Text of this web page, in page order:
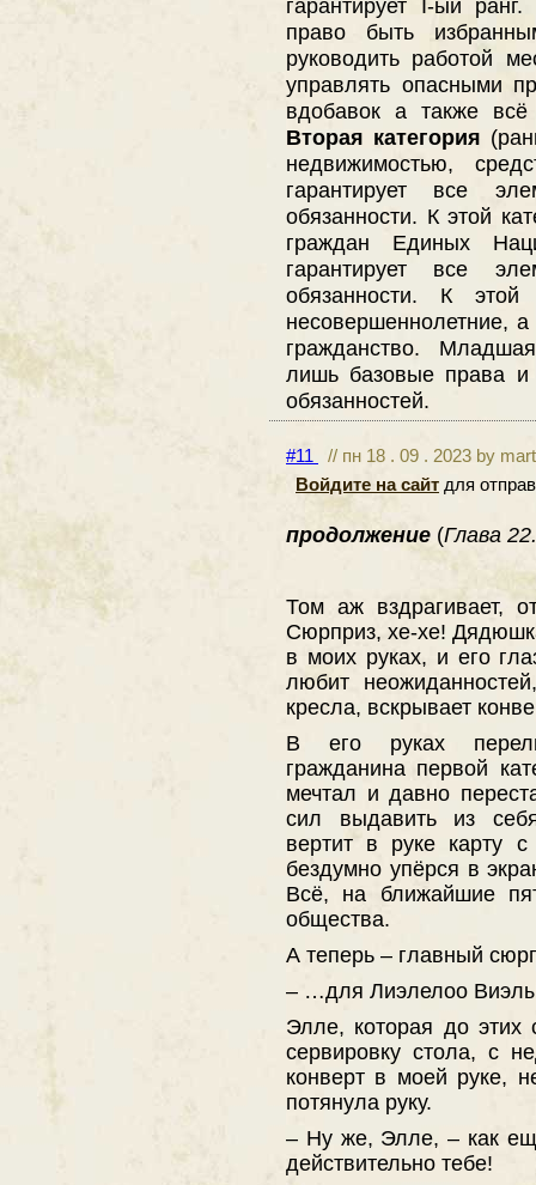
гарантирует I-ый ранг.
право быть
руководить работой
управлять опасными
вдобавок а также всё
Вторая категория
недвижимостью,
гарантирует все
обязанности. К этой
граждан Единых
гарантирует все
обязанности. К этой
несовершеннолетние,
гражданство.
лишь базовые права и
обязанностей.
#11
// пн 18 . 09 . 2023 by
Войдите на сайт для
продолжение (Глава
Том аж вздрагивает,
Сюрприз, хе-хе!
в моих руках, и его
любит
кресла, вскрывает
В его руках
гражданина первой
мечтал и давно
сил выдавить из
вертит в руке карту
бездумно упёрся в
Всё, на ближайшие
общества.
А теперь – главный
– …для Лиэлелоо
Элле, которая до этих
сервировку стола, с
конверт в моей руке,
потянула руку.
– Ну же, Элле, – как
действительно тебе!